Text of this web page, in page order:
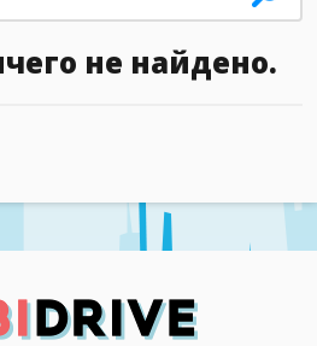
не найдено.